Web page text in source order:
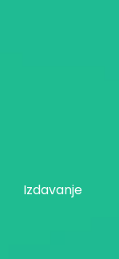
Izdavanje